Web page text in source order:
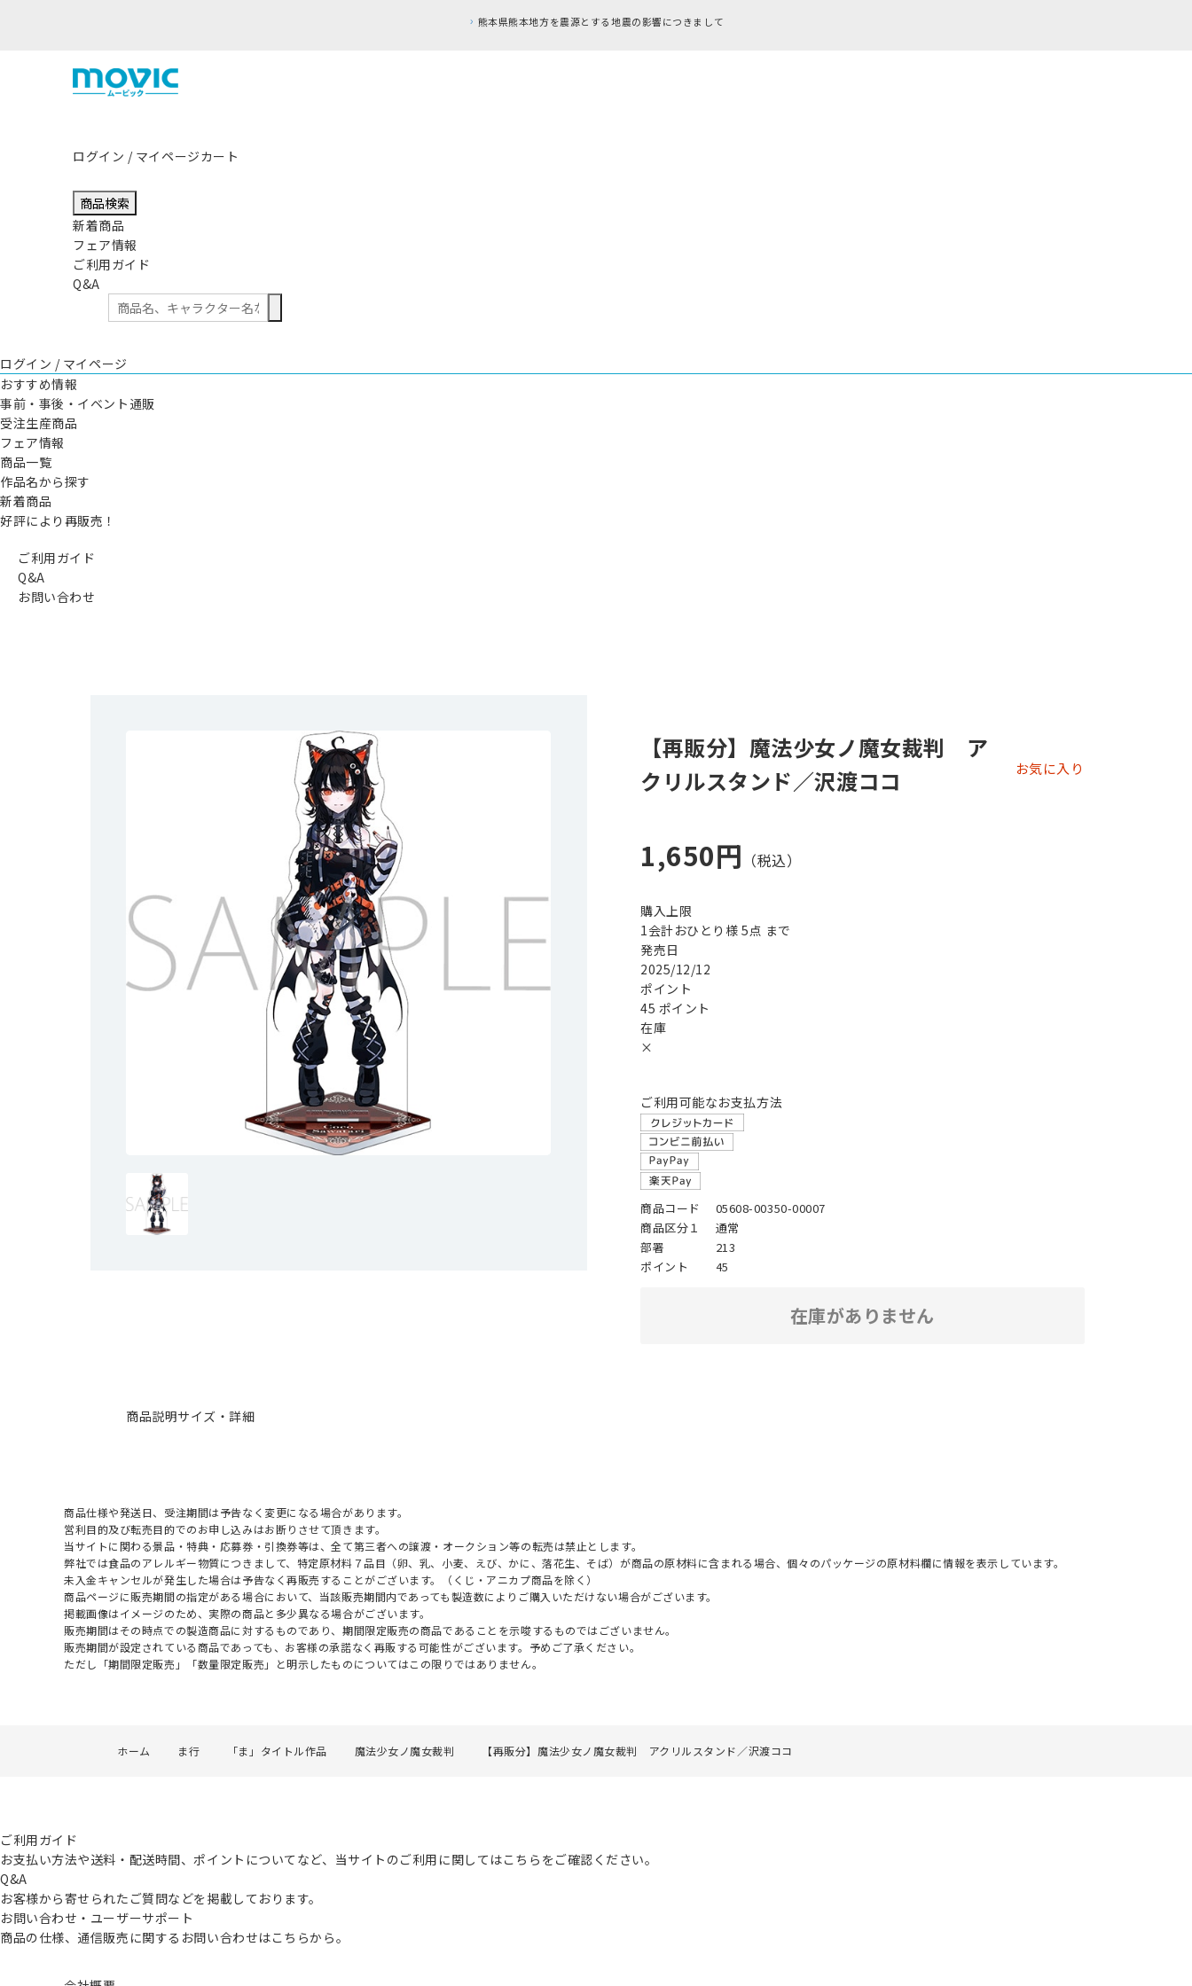
熊本県熊本地方を震源とする地震の影響につきまして
ログイン / マイページカート
商品検索
新着商品
フェア情報
ご利用ガイド
Q&A
ログイン / マイページ
おすすめ情報
事前・事後・イベント通販
受注生産商品
フェア情報
商品一覧
作品名から探す
新着商品
好評により再販売！
ご利用ガイド
Q&A
お問い合わせ
【再販分】魔法少女ノ魔女裁判 ア
クリルスタンド／沢渡ココ
お気に入り
1,650円
購入上限
1会計おひとり様 5点 まで
発売日
2025/12/12
ポイント
45 ポイント
在庫
×
ご利用可能なお支払方法
商品コード
05608-00350-00007
商品区分１
通常
部署
213
ポイント
45
在庫がありません
商品説明サイズ・詳細
商品仕様や発送日、受注期間は予告なく変更になる場合があります。
営利目的及び転売目的でのお申し込みはお断りさせて頂きます。
当サイトに関わる景品・特典・応募券・引換券等は、全て第三者への譲渡・オークション等の転売は禁止とします。
弊社では食品のアレルギー物質につきまして、特定原材料７品目（卵、乳、小麦、えび、かに、落花生、そば）が商品の原材料に含まれる場合、個々のパッケージの原材料欄に情報を表示しています。
未入金キャンセルが発生した場合は予告なく再販売することがございます。（くじ・アニカプ商品を除く）
商品ページに販売期間の指定がある場合において、当該販売期間内であっても製造数によりご購入いただけない場合がございます。
掲載画像はイメージのため、実際の商品と多少異なる場合がございます。
販売期間はその時点での製造商品に対するものであり、期間限定販売の商品であることを示唆するものではございません。
販売期間が設定されている商品であっても、お客様の承諾なく再販する可能性がございます。予めご了承ください。
ただし「期間限定販売」「数量限定販売」と明示したものについてはこの限りではありません。
ホーム ま行 「ま」タイトル作品 魔法少女ノ魔女裁判 【再販分】魔法少女ノ魔女裁判 アクリルスタンド／沢渡ココ
ご利用ガイド
お支払い方法や送料・配送時間、ポイントについてなど、当サイトのご利用に関してはこちらをご確認ください。
Q&A
お客様から寄せられたご質問などを掲載しております。
お問い合わせ・ユーザーサポート
商品の仕様、通信販売に関するお問い合わせはこちらから。